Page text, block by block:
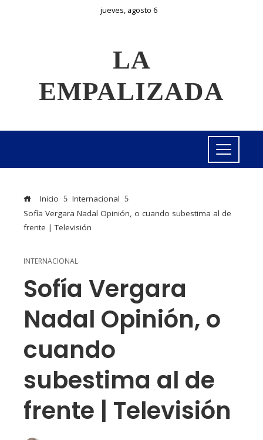
jueves, agosto 6
LA
EMPALIZADA
Inicio
Internacional
Sofía Vergara Nadal Opinión, o cuando subestima al de
frente | Televisión
INTERNACIONAL
Sofía Vergara
Nadal Opinión, o
cuando
subestima al de
frente | Televisión